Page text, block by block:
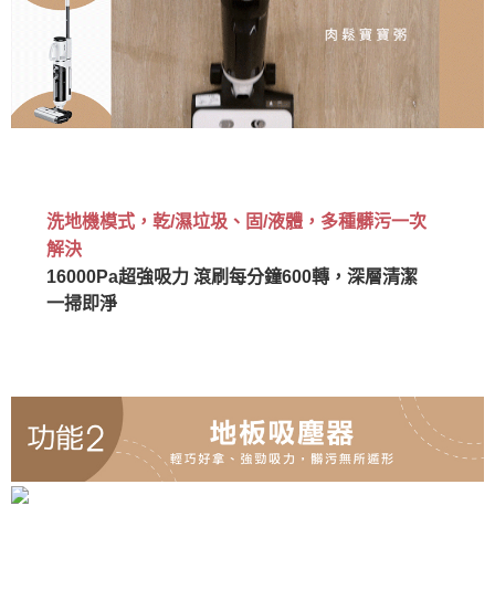
洗地機模式，乾/濕垃圾、固/液體，多種髒污一次
解決
16000Pa超強吸力 滾刷每分鐘600轉，深層清潔
一掃即淨